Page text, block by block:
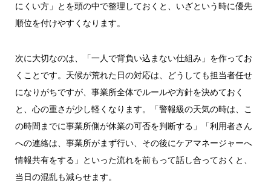
にくい方」とを頭の中で整理しておくと、いざという時に優先
順位を付けやすくなります。
次に大切なのは、「一人で背負い込まない仕組み」を作ってお
くことです。天候が荒れた日の対応は、どうしても担当者任せ
になりがちですが、事業所全体でルールや方針を決めておく
と、心の重さが少し軽くなります。「警報級の天気の時は、こ
の時間までに事業所側が休業の可否を判断する」「利用者さん
への連絡は、事業所がまず行い、その後にケアマネージャーへ
情報共有をする」といった流れを前もって話し合っておくと、
当日の混乱も減らせます。